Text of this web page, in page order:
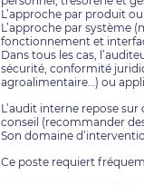
L’approche par produit
L’approche par système
fonctionnement et
Dans tous les cas,
sécurité, conformité
agroalimentaire…) ou
L’audit interne repose
conseil (recommander
Son domaine
Ce poste requiert